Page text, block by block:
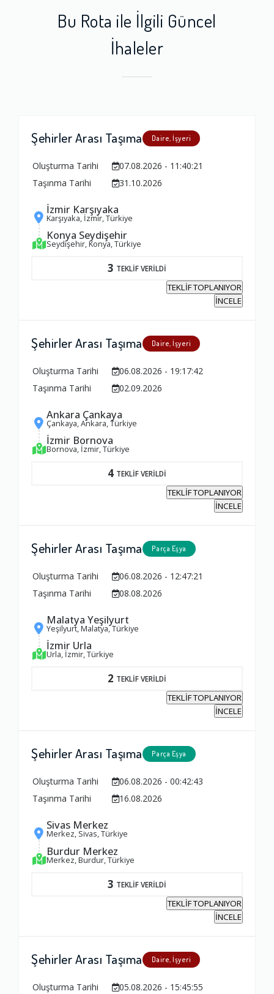
Bu Rota ile İlgili Güncel
İhaleler
Şehirler Arası Taşıma Daire, İşyeri
Oluşturma Tarihi
07.08.2026 - 11:40:21
Taşınma Tarihi
31.10.2026
İzmir Karşıyaka
Karşıyaka, İzmir, Türkiye
Konya Seydişehir
Seydişehir, Konya, Türkiye
3 TEKLİF VERİLDİ
TEKLİF TOPLANIYOR
İNCELE
Şehirler Arası Taşıma Daire, İşyeri
Oluşturma Tarihi
06.08.2026 - 19:17:42
Taşınma Tarihi
02.09.2026
Ankara Çankaya
Çankaya, Ankara, Türkiye
İzmir Bornova
Bornova, İzmir, Türkiye
4 TEKLİF VERİLDİ
TEKLİF TOPLANIYOR
İNCELE
Şehirler Arası Taşıma Parça Eşya
Oluşturma Tarihi
06.08.2026 - 12:47:21
Taşınma Tarihi
08.08.2026
Malatya Yeşilyurt
Yeşilyurt, Malatya, Türkiye
İzmir Urla
Urla, İzmir, Türkiye
2 TEKLİF VERİLDİ
TEKLİF TOPLANIYOR
İNCELE
Şehirler Arası Taşıma Parça Eşya
Oluşturma Tarihi
06.08.2026 - 00:42:43
Taşınma Tarihi
16.08.2026
Sivas Merkez
Merkez, Sivas, Türkiye
Burdur Merkez
Merkez, Burdur, Türkiye
3 TEKLİF VERİLDİ
TEKLİF TOPLANIYOR
İNCELE
Şehirler Arası Taşıma Daire, İşyeri
Oluşturma Tarihi
05.08.2026 - 15:45:55